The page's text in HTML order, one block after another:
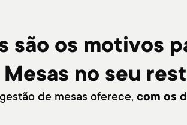
são os motivos
Mesas no seu
de mesas oferece, com os